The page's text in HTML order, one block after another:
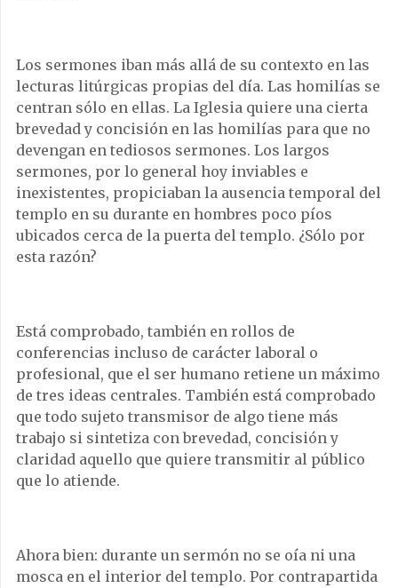
Los sermones iban más allá de su contexto en las
lecturas litúrgicas propias del día. Las homilías se
centran sólo en ellas. La Iglesia quiere una cierta
brevedad y concisión en las homilías para que no
devengan en tediosos sermones. Los largos
sermones, por lo general hoy inviables e
inexistentes, propiciaban la ausencia temporal del
templo en su durante en hombres poco píos
ubicados cerca de la puerta del templo. ¿Sólo por
esta razón?
Está comprobado, también en rollos de
conferencias incluso de carácter laboral o
profesional, que el ser humano retiene un máximo
de tres ideas centrales. También está comprobado
que todo sujeto transmisor de algo tiene más
trabajo si sintetiza con brevedad, concisión y
claridad aquello que quiere transmitir al público
que lo atiende.
Ahora bien: durante un sermón no se oía ni una
mosca en el interior del templo. Por contrapartida